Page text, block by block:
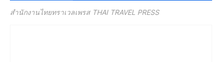
สำนักงานไทยทราเวลเพรส THAI TRAVEL PRESS